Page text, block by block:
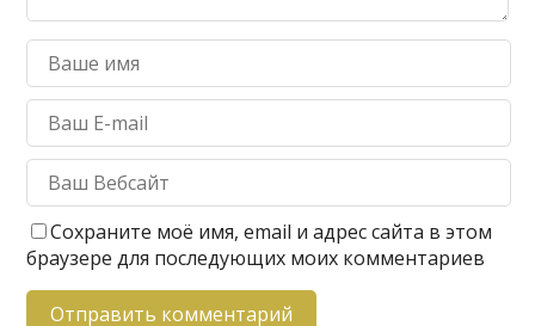
Сохраните моё имя, email и адрес сайта в этом
браузере для последующих моих комментариев